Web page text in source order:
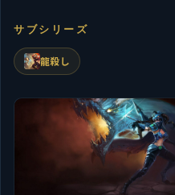
サブシリーズ
龍殺し